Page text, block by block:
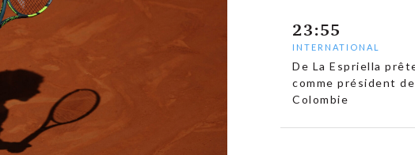
23:55
INTERNATIONAL
De La Espriella
comme président
Colombie